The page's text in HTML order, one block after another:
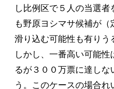
し比例区で５人の当選
も野原ヨシマサ候補が
滑り込む可能性も有りう
しかし、一番高い可能性
るが３００万票に達しな
う。このケースの場合れ